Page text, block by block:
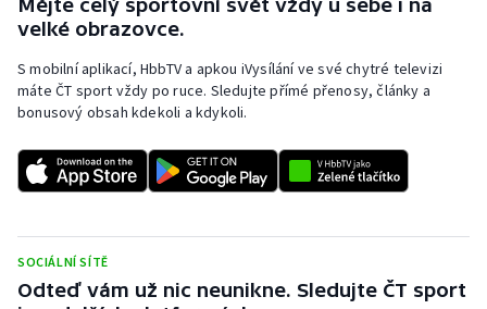
Mějte celý sportovní svět vždy u sebe i na
velké obrazovce.
S mobilní aplikací, HbbTV a apkou iVysílání ve své chytré televizi
máte ČT sport vždy po ruce. Sledujte přímé přenosy, články a
bonusový obsah kdekoli a kdykoli.
SOCIÁLNÍ SÍTĚ
Odteď vám už nic neunikne. Sledujte ČT sport